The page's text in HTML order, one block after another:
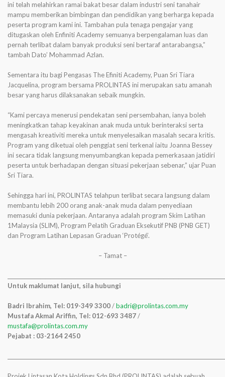
ini telah melahirkan ramai bakat besar dalam industri seni tanahair
mampu memberikan bimbingan dan pendidikan yang berharga kepada
peserta program kami ini. Tambahan pula tenaga pengajar yang
ditugaskan oleh Enfiniti Academy semuanya berpengalaman luas dan
pernah terlibat dalam banyak produksi seni bertaraf antarabangsa,”
tambah Dato’ Mohammad Azlan.
Sementara itu bagi Pengasas The Efiniti Academy, Puan Sri Tiara
Jacquelina, program bersama PROLINTAS ini merupakan satu amanah
besar yang harus dilaksanakan sebaik mungkin.
“Kami percaya menerusi pendekatan seni persembahan, ianya boleh
meningkatkan tahap keyakinan anak muda untuk berinteraksi serta
mengasah kreativiti mereka untuk menyelesaikan masalah secara kritis.
Program yang diketuai oleh penggiat seni terkenal iaitu Joanna Bessey
ini secara tidak langsung menyumbangkan kepada pemerkasaan jatidiri
peserta untuk berhadapan dengan situasi pekerjaan sebenar,” ujar Puan
Sri Tiara.
Sehingga hari ini, PROLINTAS telahpun terlibat secara langsung dalam
membantu lebih 200 orang anak-anak muda dalam penyediaan
memasuki dunia pekerjaan. Antaranya adalah program Skim Latihan
1Malaysia (SLIM), Program Pelatih Graduan Eksekutif PNB (PNB GET)
dan Program Latihan Lepasan Graduan ‘Protégé’.
– Tamat –
Untuk maklumat lanjut, sila hubungi
Badri Ibrahim, Tel: 019-349 3300/badri@prolintas.com.my
Mustafa Akmal Ariffin, Tel: 012-693 3487/
mustafa@prolintas.com.my
Pejabat : 03-2164 2450